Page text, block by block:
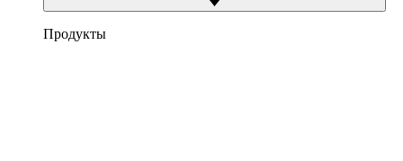
Продукты